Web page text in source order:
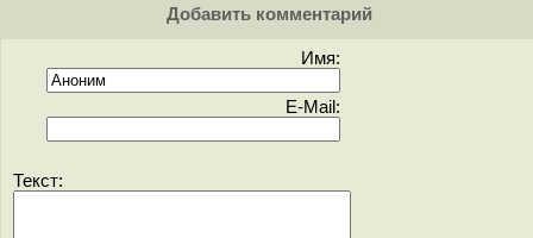
Добавить комментарий
Имя:
E-Mail:
Текст: